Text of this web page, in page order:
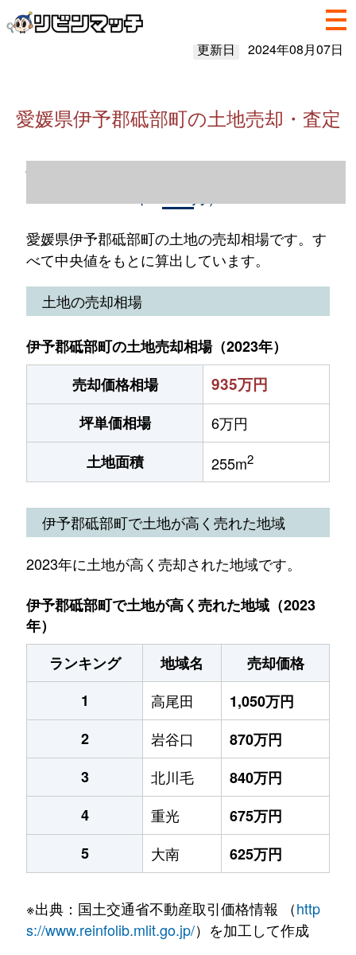
更新日 2024年08月07日
愛媛県伊予郡砥部町の土地売却・査定
愛媛県伊予郡砥部町の土地売却情報（2023
愛媛県伊予郡砥部町の土地の売却相場です。す
べて中央値をもとに算出しています。
土地の売却相場
伊予郡砥部町の土地売却相場（2023年）
売却価格相場
935万円
坪単価相場
6万円
土地面積
255m2
伊予郡砥部町で土地が高く売れた地域
2023年に土地が高く売却された地域です。
伊予郡砥部町で土地が高く売れた地域（2023
年）
ランキング
地域名
売却価格
1
高尾田
1,050万円
2
岩谷口
870万円
3
北川毛
840万円
4
重光
675万円
5
大南 625万円
※出典：国土交通省不動産取引価格情報 （http
s://www.reinfolib.mlit.go.jp/）を加工して作成